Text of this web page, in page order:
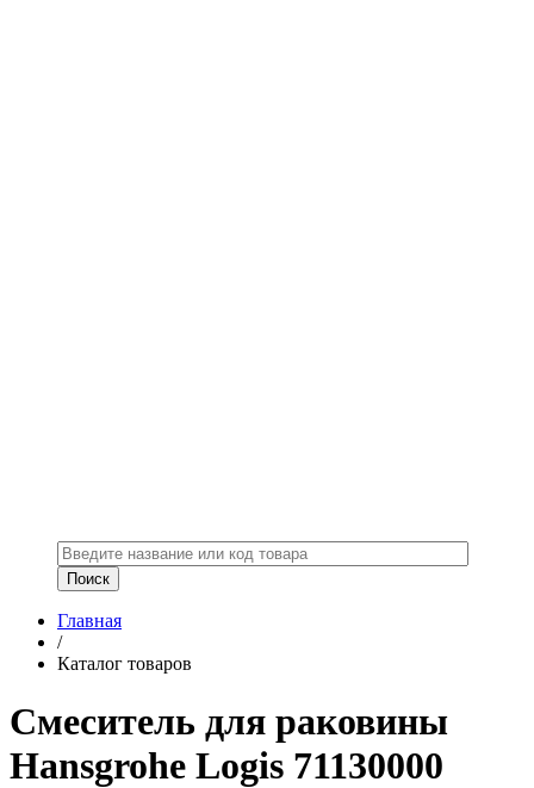
Главная
/
Каталог товаров
Смеситель для раковины
Hansgrohe Logis 71130000